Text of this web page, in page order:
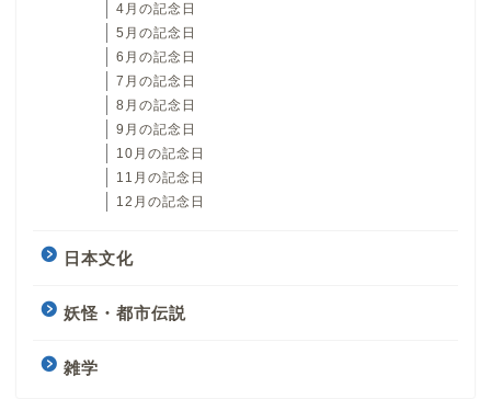
4月の記念日
5月の記念日
6月の記念日
7月の記念日
8月の記念日
9月の記念日
10月の記念日
11月の記念日
12月の記念日
日本文化
妖怪・都市伝説
雑学